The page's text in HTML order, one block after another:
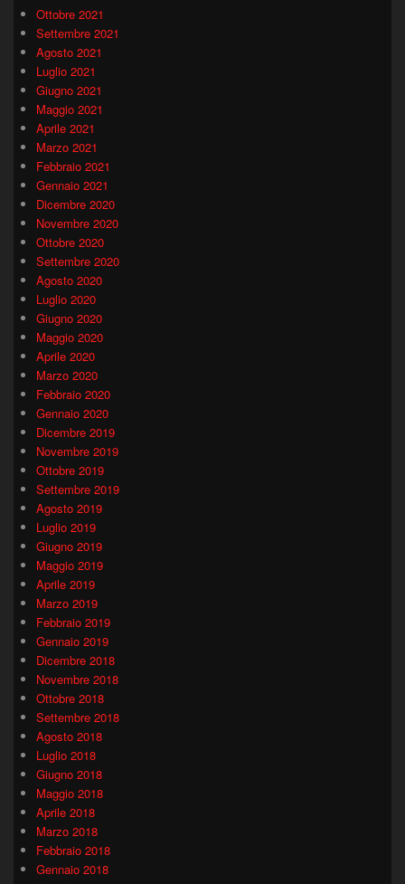
Ottobre 2021
Settembre 2021
Agosto 2021
Luglio 2021
Giugno 2021
Maggio 2021
Aprile 2021
Marzo 2021
Febbraio 2021
Gennaio 2021
Dicembre 2020
Novembre 2020
Ottobre 2020
Settembre 2020
Agosto 2020
Luglio 2020
Giugno 2020
Maggio 2020
Aprile 2020
Marzo 2020
Febbraio 2020
Gennaio 2020
Dicembre 2019
Novembre 2019
Ottobre 2019
Settembre 2019
Agosto 2019
Luglio 2019
Giugno 2019
Maggio 2019
Aprile 2019
Marzo 2019
Febbraio 2019
Gennaio 2019
Dicembre 2018
Novembre 2018
Ottobre 2018
Settembre 2018
Agosto 2018
Luglio 2018
Giugno 2018
Maggio 2018
Aprile 2018
Marzo 2018
Febbraio 2018
Gennaio 2018